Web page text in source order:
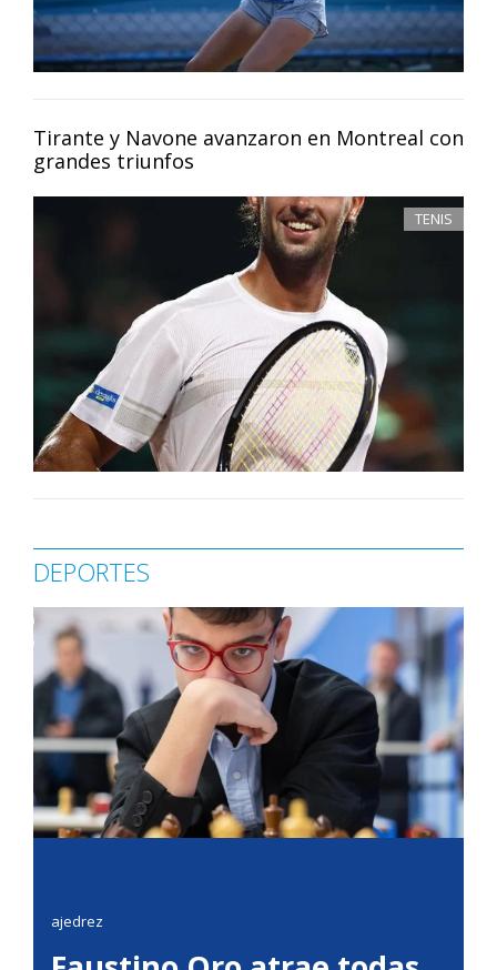
Tirante y Navone avanzaron en Montreal con
grandes triunfos
TENIS
DEPORTES
ajedrez